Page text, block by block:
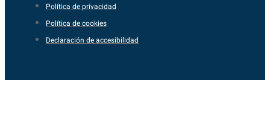
Política de privacidad
Política de cookies
Declaración de accesibilidad